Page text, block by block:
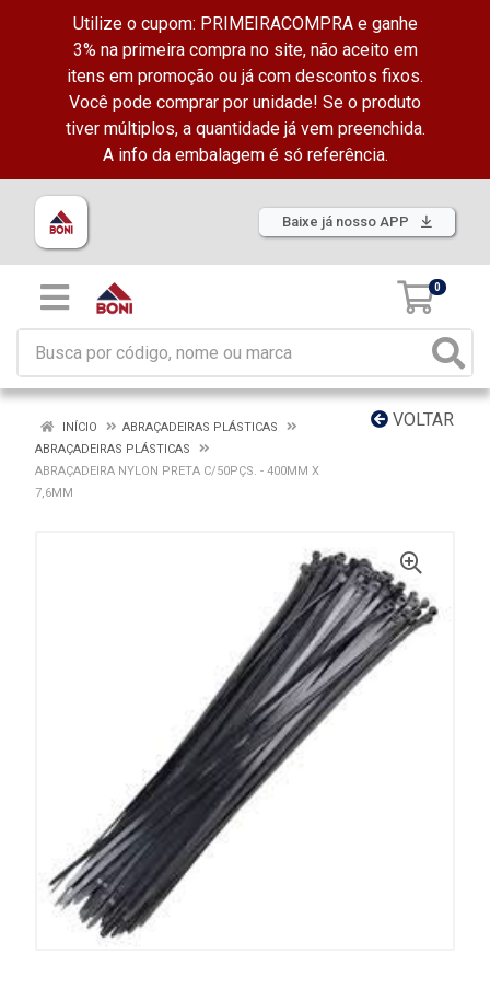
Utilize o cupom: PRIMEIRACOMPRA e ganhe
3% na primeira compra no site, não aceito em
itens em promoção ou já com descontos fixos.
Você pode comprar por unidade! Se o produto
tiver múltiplos, a quantidade já vem preenchida.
A info da embalagem é só referência.
Baixe já nosso APP
0
VOLTAR
INÍCIO
ABRAÇADEIRAS PLÁSTICAS
ABRAÇADEIRAS PLÁSTICAS
ABRAÇADEIRA NYLON PRETA C/50PÇS. - 400MM X
7,6MM